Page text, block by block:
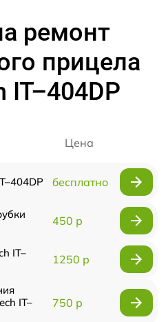
ремонт
прицела
IT–404DP
Цена
бесплатно
450 р
IT–
1250 р
IT–
750 р